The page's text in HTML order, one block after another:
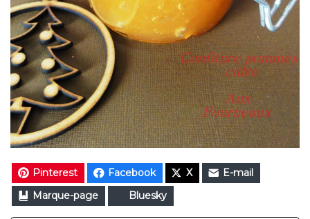
Pinterest Facebook X
E-mail
Marque-page
Bluesky